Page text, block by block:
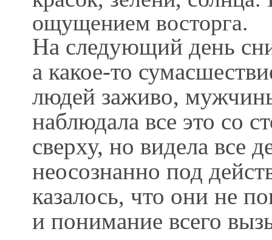
ощущением восторга.
На следующий день
а какое-то
людей заживо,
наблюдала все это со
сверху, но видела все
неосознанно под
казалось, что они не
и понимание всего